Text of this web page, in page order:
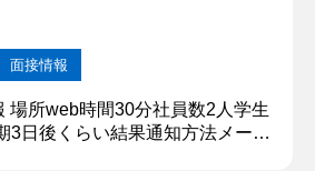
面接情報
場所web時間30分社員数2人学生
3日後くらい結果通知方法メール